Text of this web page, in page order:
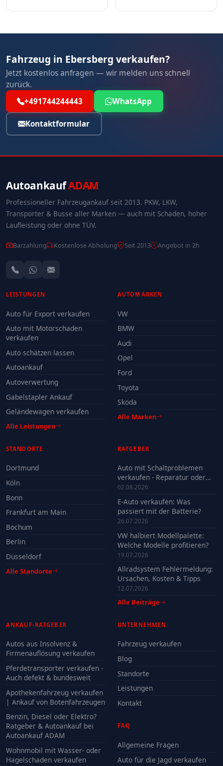
Fahrzeug in Ebersberg verkaufen?
Jetzt kostenlos anfragen — wir melden uns schnell
zurück.
+491744244443 WhatsApp
Kontaktformular
AutoankaufADAM
Professioneller Fahrzeugankauf seit 2013. PKW, LKW,
Transporter & Busse aller Marken — auch mit Schäden, hoher
Laufleistung oder ohne TÜV.
Barzahlung Kostenlose Abholung Seit 2013 Angebot in 2h
LEISTUNGEN
Auto für Export verkaufen
Auto mit Motorschaden
verkaufen
Auto schätzen lassen
Autoankauf
Autoverwertung
Gabelstapler Ankauf
Geländewagen verkaufen
Alle Leistungen
AUTOMARKEN
VW
BMW
Audi
Opel
Ford
Toyota
Skoda
Alle Marken
STANDORTE
Dortmund
Köln
Bonn
Frankfurt am Main
Bochum
Berlin
Düsseldorf
Alle Standorte
RATGEBER
Auto mit Schaltproblemen
verkaufen - Reparatur oder
Verkauf?
02.08.2026
E-Auto verkaufen: Was
passiert mit der Batterie?
26.07.2026
VW halbiert Modellpalette:
Welche Modelle profitieren?
19.07.2026
Allradsystem Fehlermeldung:
Ursachen, Kosten & Tipps
12.07.2026
Alle Beiträge
ANKAUF-RATGEBER
Autos aus Insolvenz &
Firmenauflösung verkaufen
Pferdetransporter verkaufen -
Auch defekt & bundesweit
Apothekenfahrzeug verkaufen
| Ankauf von Botenfahrzeugen
Benzin, Diesel oder Elektro?
Ratgeber & Autoankauf bei
Autoankauf ADAM
Wohnmobil mit Wasser- oder
Hagelschaden verkaufen
UNTERNEHMEN
Fahrzeug verkaufen
Blog
Standorte
Leistungen
Kontakt
FAQ
Allgemeine Fragen
Auto für die Jagd verkaufen